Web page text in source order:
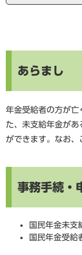
あらまし
年金受給者の方が亡
た、未支給年金が
ができます。なお、
事務手続・
国民年金未支
国民年金受給